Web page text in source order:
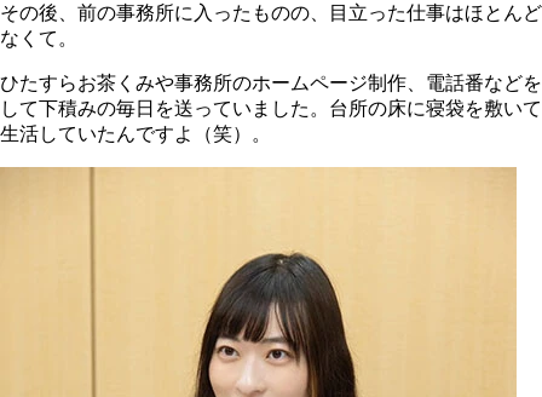
その後、前の事務所に入ったものの、目立った仕事はほとんど
なくて。
ひたすらお茶くみや事務所のホームページ制作、電話番などを
して下積みの毎日を送っていました。台所の床に寝袋を敷いて
生活していたんですよ（笑）。